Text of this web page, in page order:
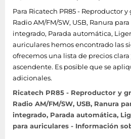
Para Ricatech PR85 - Reproductor y
Radio AM/FM/SW, USB, Ranura
integrado, Parada automática,
auriculares hemos encontrado las
ofrecemos una lista de precios
ascendente. Es posible que se
adicionales.
Ricatech PR85 - Reproductor y
Radio AM/FM/SW, USB, Ranura
integrado, Parada automática,
para auriculares - Información